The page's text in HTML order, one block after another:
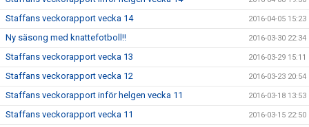
Staffans veckorapport vecka 14 2016-04-05 15:23
Ny säsong med knattefotboll!! 2016-03-30 22:34
Staffans veckorapport vecka 13 2016-03-29 15:11
Staffans veckorapport vecka 12 2016-03-23 20:54
Staffans veckorapport inför helgen vecka 11 2016-03-18 13:53
Staffans veckorapport vecka 11 2016-03-15 22:50